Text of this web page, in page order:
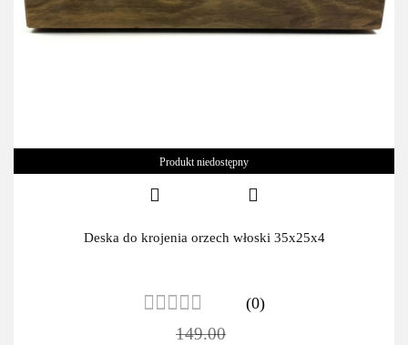
Produkt niedostępny
Deska do krojenia orzech włoski 35x25x4
(0)
149.00